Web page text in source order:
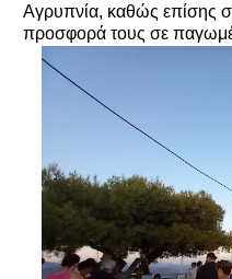
Αγρυπνία, καθώς επίσης
προσφορά τους σε